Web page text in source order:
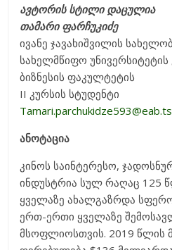
ავტორის სტილი დაცულია
თამარი ფარჩუკიძე
ივანე ჯავახიშვილის
სახელმწიფო უნივერსიტეტის
ბიზნესის ფაკულტეტის
II კურსის სტუდენტი
ანოტაცია
კინოს საინტერესო,
ინდუსტრია სულ რაღაც 125
ყველაზე ახალგაზრდა
ერთ-ერთი ყველაზე
მსოფლიოსთვის. 2019 წლის